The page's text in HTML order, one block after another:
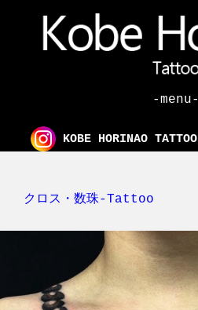
-menu-
KOBE HORINAO TATTOO
クロス・数珠-Tattoo